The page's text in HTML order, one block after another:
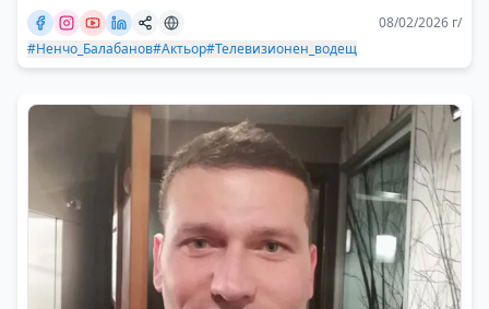
08/02/2026 г/
#Ненчо_Балабанов#Актьор#Телевизионен_водещ